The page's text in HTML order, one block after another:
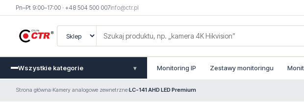
Pn–Pt 9:00–17:00 · +48 504 500 007info@ctr.pl
Wszystkie kategorie ▾ Monitoring IP Zestawy monitoringu
Strona główna›Kamery analogowe zewnetrzne›LC-141 AHD LED Premium